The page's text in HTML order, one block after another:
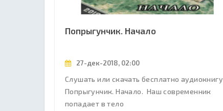
Попрыгунчик. Начало
27-дек-2018, 02:00
Слушать или скачать бесплатно аудиокнигу
Попрыгунчик. Начало. Наш современник
попадает в тело